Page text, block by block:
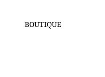
BOUTIQUE